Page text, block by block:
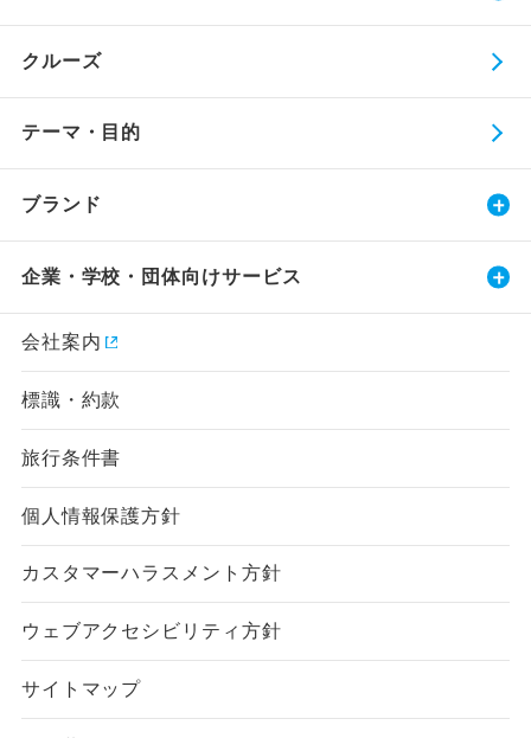
クルーズ
テーマ・目的
ブランド
企業・学校・団体向けサービス
会社案内
標識・約款
旅行条件書
個人情報保護方針
カスタマーハラスメント方針
ウェブアクセシビリティ方針
サイトマップ